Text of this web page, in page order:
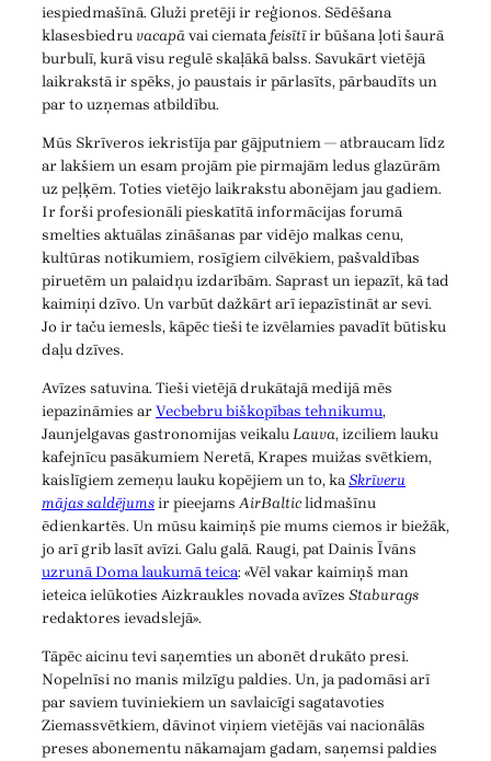
iespiedmašīnā. Gluži pretēji ir reģionos. Sēdēšana
klasesbiedruvacapāvai ciematafeisītīir būšana ļoti šaurā
burbulī, kurā visu regulē skaļākā balss. Savukārt vietējā
laikrakstā ir spēks, jo paustais ir pārlasīts, pārbaudīts un
par to uzņemas atbildību.
Mūs Skrīveros iekristīja par gājputniem — atbraucam līdz
ar lakšiem un esam projām pie pirmajām ledus glazūrām
uz peļķēm. Toties vietējo laikrakstu abonējam jau gadiem.
Ir forši profesionāli pieskatītā informācijas forumā
smelties aktuālas zināšanas par vidējo malkas cenu,
kultūras notikumiem, rosīgiem cilvēkiem, pašvaldības
piruetēm un palaidņu izdarībām. Saprast un iepazīt, kā tad
kaimiņi dzīvo. Un varbūt dažkārt arī iepazīstināt ar sevi.
Jo ir taču iemesls, kāpēc tieši te izvēlamies pavadīt būtisku
daļu dzīves.
Avīzes satuvina. Tieši vietējā drukātajā medijā mēs
iepazināmies arVecbebru biškopības tehnikumu,
Jaunjelgavas gastronomijas veikaluLauva, izciliem lauku
kafejnīcu pasākumiem Neretā, Krapes muižas svētkiem,
kaislīgiem zemeņu lauku kopējiem un to, kaSkrīveru
mājas saldējumsir pieejamsAirBalticlidmašīnu
ēdienkartēs. Un mūsu kaimiņš pie mums ciemos ir biežāk,
jo arī grib lasīt avīzi. Galu galā. Raugi, pat Dainis Īvāns
uzrunā Doma laukumā teica: «Vēl vakar kaimiņš man
ieteica ielūkoties Aizkraukles novada avīzes Staburags
redaktores ievadslejā».
Tāpēc aicinu tevi saņemties un abonēt drukāto presi.
Nopelnīsi no manis milzīgu paldies. Un, ja padomāsi arī
par saviem tuviniekiem un savlaicīgi sagatavoties
Ziemassvētkiem, dāvinot viņiem vietējās vai nacionālās
preses abonementu nākamajam gadam, saņemsi paldies